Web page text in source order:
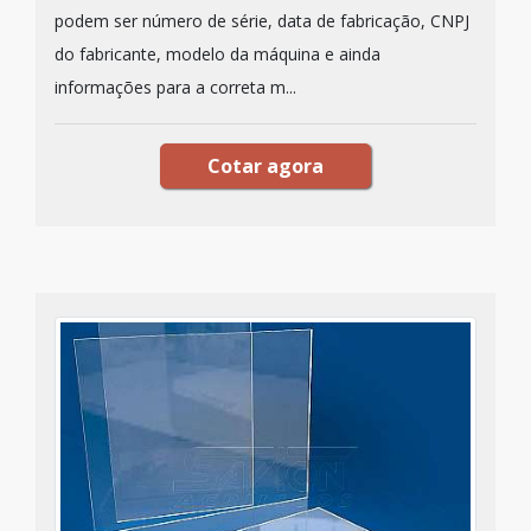
podem ser número de série, data de fabricação, CNPJ
do fabricante, modelo da máquina e ainda
informações para a correta m...
Cotar agora